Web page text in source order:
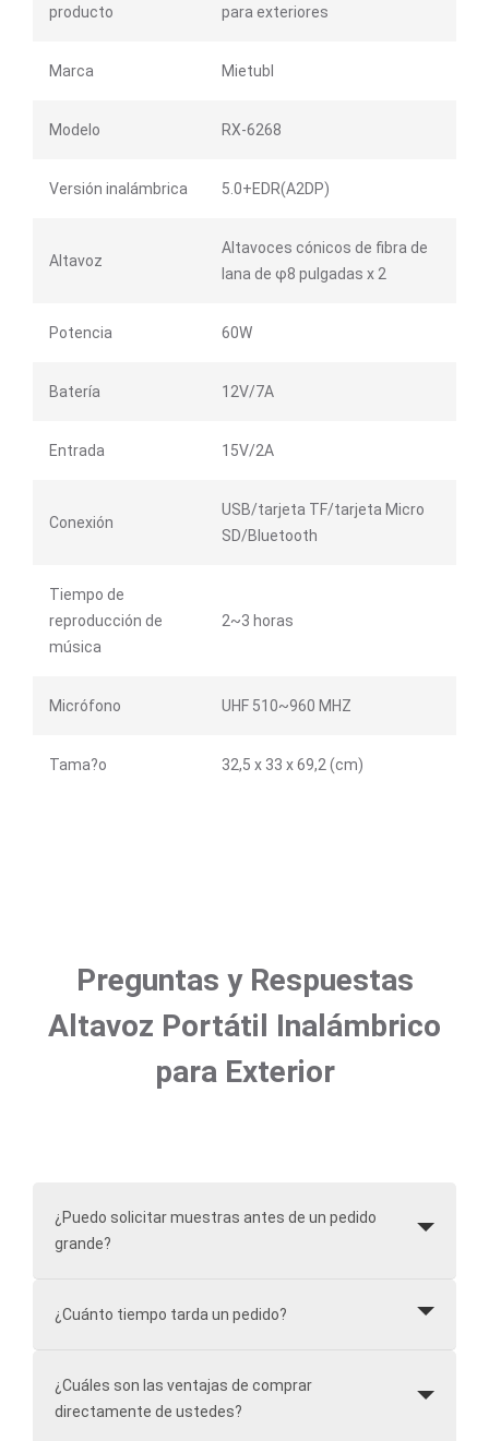
producto
para exteriores
Marca Mietubl
Modelo RX-6268
Versión inalámbrica 5.0+EDR(A2DP)
Altavoz
Altavoces cónicos de fibra de
lana de φ8 pulgadas x 2
Potencia 60W
Batería 12V/7A
Entrada 15V/2A
Conexión
USB/tarjeta TF/tarjeta Micro
SD/Bluetooth
Tiempo de
reproducción de
música
2~3 horas
Micrófono UHF 510~960 MHZ
Tama?o 32,5 x 33 x 69,2 (cm)
Preguntas y Respuestas
Altavoz Portátil Inalámbrico
para Exterior
¿Puedo solicitar muestras antes de un pedido
grande?
¿Cuánto tiempo tarda un pedido?
¿Cuáles son las ventajas de comprar
directamente de ustedes?